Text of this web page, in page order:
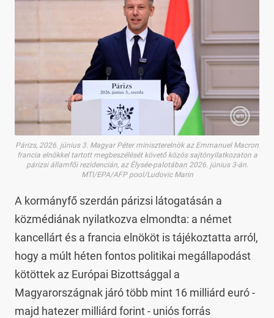
Párizs, 2026. június 3. Magyar Péter miniszterelnök az Emmanuel Macron
francia elnökkel tartott megbeszélését követő közös sajtónyilatkozaton a
párizsi államfői rezidencián, az Élysée-palotában 2026. június 3-án.
MTI/EPA/AFP pool/Ludovic Marin
A kormányfő szerdán párizsi látogatásán a
közmédiának nyilatkozva elmondta: a német
kancellárt és a francia elnököt is tájékoztatta arról,
hogy a múlt héten fontos politikai megállapodást
kötöttek az Európai Bizottsággal a
Magyarországnak járó több mint 16 milliárd euró -
majd hatezer milliárd forint - uniós forrás